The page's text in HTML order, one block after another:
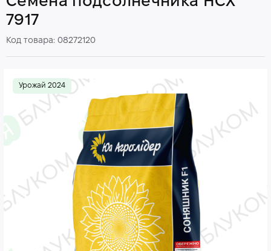
7917
Код товара: 08272120
Урожай 2024